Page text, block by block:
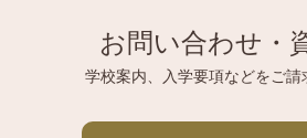
お問い合わせ・
学校案内、入学要項などをご請